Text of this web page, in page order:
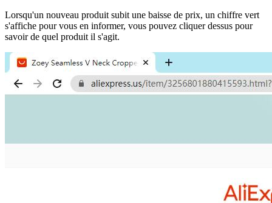
Lorsqu'un nouveau produit subit une baisse de prix, un chiffre vert
s'affiche pour vous en informer, vous pouvez cliquer dessus pour
savoir de quel produit il s'agit.